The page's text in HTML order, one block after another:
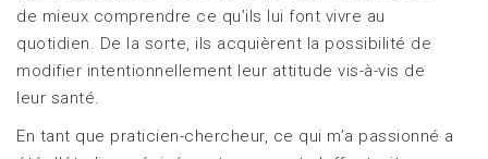
de mieux comprendre ce qu’ils lui font vivre au
quotidien. De la sorte, ils acquièrent la possibilité de
modifier intentionnellement leur attitude vis-à-vis de
leur santé.
En tant que praticien-chercheur, ce qui m’a passionné a